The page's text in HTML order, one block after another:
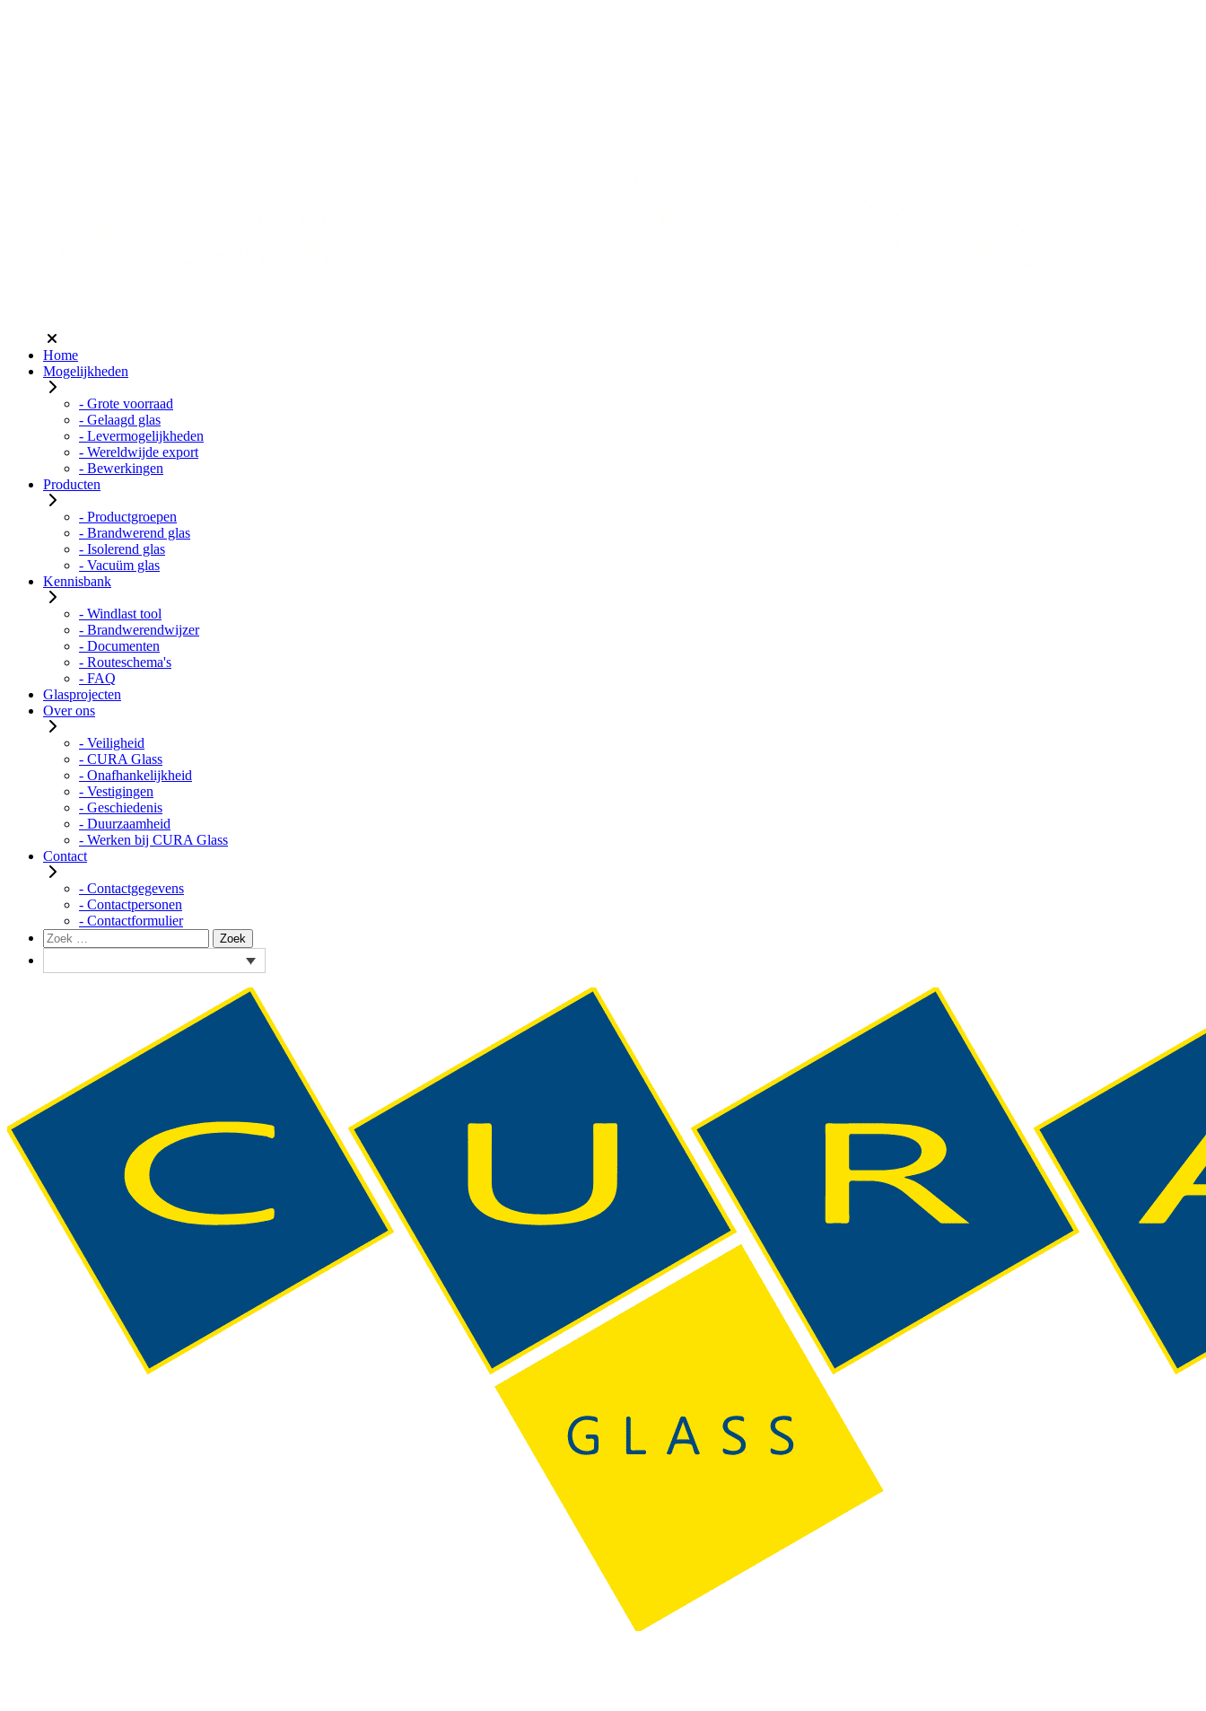
Home
Mogelijkheden
- Grote voorraad
- Gelaagd glas
- Levermogelijkheden
- Wereldwijde export
- Bewerkingen
Producten
- Productgroepen
- Brandwerend glas
- Isolerend glas
- Vacuüm glas
Kennisbank
- Windlast tool
- Brandwerendwijzer
- Documenten
- Routeschema's
- FAQ
Glasprojecten
Over ons
- Veiligheid
- CURA Glass
- Onafhankelijkheid
- Vestigingen
- Geschiedenis
- Duurzaamheid
- Werken bij CURA Glass
Contact
- Contactgegevens
- Contactpersonen
- Contactformulier
Zoeken
naar:
Zoek